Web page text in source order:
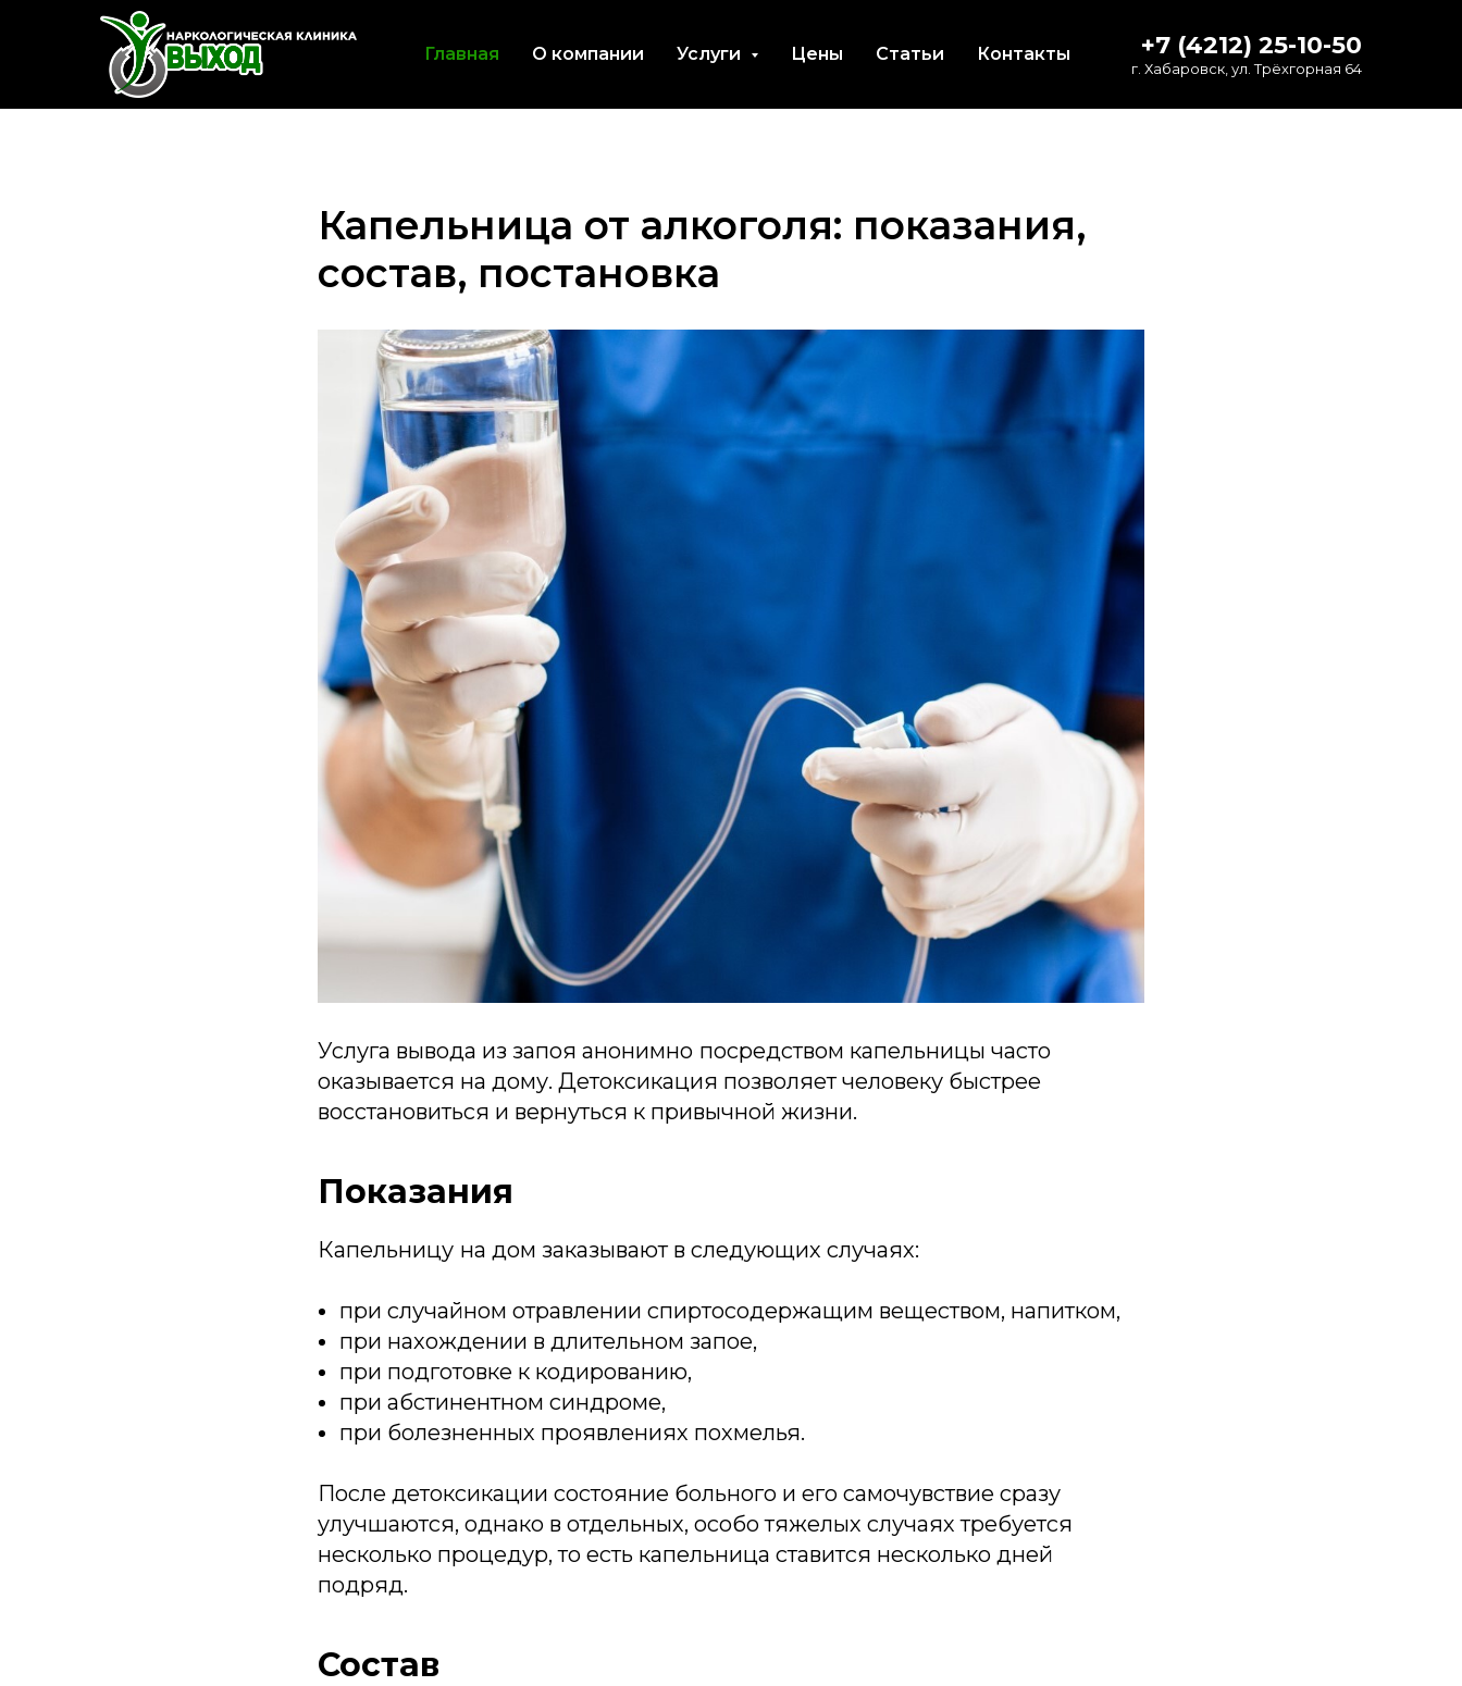
Главная О компании Услуги Цены Статьи Контакты +7 (4212) 25-10-50
г. Хабаровск, ул. Трёхгорная 64
Капельница от алкоголя: показания,
состав, постановка
Услуга вывода из запоя анонимно посредством капельницы часто
оказывается на дому. Детоксикация позволяет человеку быстрее
восстановиться и вернуться к привычной жизни.
Показания
Капельницу на дом заказывают в следующих случаях:
при случайном отравлении спиртосодержащим веществом, напитком,
при нахождении в длительном запое,
при подготовке к кодированию,
при абстинентном синдроме,
при болезненных проявлениях похмелья.
После детоксикации состояние больного и его самочувствие сразу
улучшаются, однако в отдельных, особо тяжелых случаях требуется
несколько процедур, то есть капельница ставится несколько дней
подряд.
Состав